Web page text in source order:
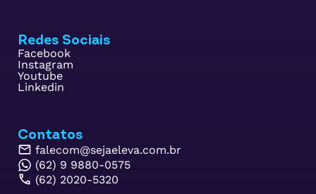
Redes Sociais
Facebook
Instagram
Youtube
Linkedin
Contatos
falecom@sejaeleva.com.br
(62) 9 9880-0575
(62) 2020-5320